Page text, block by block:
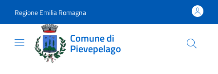
Regione Emilia Romagna
Comune di
Pievepelago